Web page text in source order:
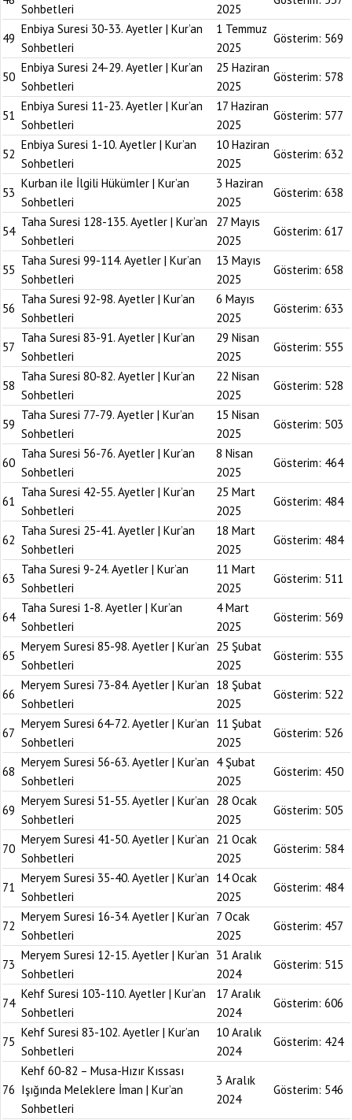
Sohbetleri 2025
49
Enbiya Suresi 30-33. Ayetler | Kur’an
Sohbetleri
1 Temmuz
2025
Gösterim: 569
50
Enbiya Suresi 24-29. Ayetler | Kur’an
Sohbetleri
25 Haziran
2025
Gösterim: 578
51
Enbiya Suresi 11-23. Ayetler | Kur’an
Sohbetleri
17 Haziran
2025
Gösterim: 577
52
Enbiya Suresi 1-10. Ayetler | Kur’an
Sohbetleri
10 Haziran
2025
Gösterim: 632
53
Kurban ile İlgili Hükümler | Kur’an
Sohbetleri
3 Haziran
2025
Gösterim: 638
54
Taha Suresi 128-135. Ayetler | Kur’an
Sohbetleri
27 Mayıs
2025
Gösterim: 617
55
Taha Suresi 99-114. Ayetler | Kur’an
Sohbetleri
13 Mayıs
2025
Gösterim: 658
56
Taha Suresi 92-98. Ayetler | Kur’an
Sohbetleri
6 Mayıs
2025
Gösterim: 633
57
Taha Suresi 83-91. Ayetler | Kur’an
Sohbetleri
29 Nisan
2025
Gösterim: 555
58
Taha Suresi 80-82. Ayetler | Kur’an
Sohbetleri
22 Nisan
2025
Gösterim: 528
59
Taha Suresi 77-79. Ayetler | Kur’an
Sohbetleri
15 Nisan
2025
Gösterim: 503
60
Taha Suresi 56-76. Ayetler | Kur’an
Sohbetleri
8 Nisan
2025
Gösterim: 464
61
Taha Suresi 42-55. Ayetler | Kur’an
Sohbetleri
25 Mart
2025
Gösterim: 484
62
Taha Suresi 25-41. Ayetler | Kur’an
Sohbetleri
18 Mart
2025
Gösterim: 484
63
Taha Suresi 9-24. Ayetler | Kur’an
Sohbetleri
11 Mart
2025
Gösterim: 511
64
Taha Suresi 1-8. Ayetler | Kur’an
Sohbetleri
4 Mart
2025
Gösterim: 569
65
Meryem Suresi 85-98. Ayetler | Kur’an
Sohbetleri
25 Şubat
2025
Gösterim: 535
66
Meryem Suresi 73-84. Ayetler | Kur’an
Sohbetleri
18 Şubat
2025
Gösterim: 522
67
Meryem Suresi 64-72. Ayetler | Kur’an
Sohbetleri
11 Şubat
2025
Gösterim: 526
68
Meryem Suresi 56-63. Ayetler | Kur’an
Sohbetleri
4 Şubat
2025
Gösterim: 450
69
Meryem Suresi 51-55. Ayetler | Kur’an
Sohbetleri
28 Ocak
2025
Gösterim: 505
70
Meryem Suresi 41-50. Ayetler | Kur’an
Sohbetleri
21 Ocak
2025
Gösterim: 584
71
Meryem Suresi 35-40. Ayetler | Kur’an
Sohbetleri
14 Ocak
2025
Gösterim: 484
72
Meryem Suresi 16-34. Ayetler | Kur’an
Sohbetleri
7 Ocak
2025
Gösterim: 457
73
Meryem Suresi 12-15. Ayetler | Kur’an
Sohbetleri
31 Aralık
2024
Gösterim: 515
74
Kehf Suresi 103-110. Ayetler | Kur’an
Sohbetleri
17 Aralık
2024
Gösterim: 606
75
Kehf Suresi 83-102. Ayetler | Kur’an
Sohbetleri
10 Aralık
2024
Gösterim: 424
76
Kehf 60-82 – Musa-Hızır Kıssası
Işığında Meleklere İman | Kur’an
Sohbetleri
3 Aralık
2024
Gösterim: 546